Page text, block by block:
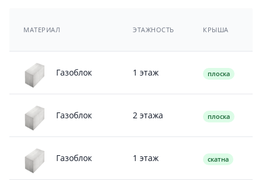
МАТЕРИАЛ ЭТАЖНОСТЬ КРЫША
Газоблок 1 этаж плоска
Газоблок 2 этажа плоска
Газоблок 1 этаж скатна